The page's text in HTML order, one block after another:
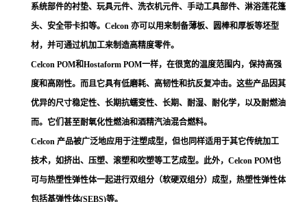
系统部件的衬垫、玩具元件、洗衣机元件、手动工具部件、淋浴莲花篷
头、安全带卡扣等。Celcon 亦可以用来制备薄板、圆棒和厚板等坯型
材，并可通过机加工来制造高精度零件。
Celcon POM和Hostaform POM一样，在很宽的温度范围内，保持高强
度和高刚性。而且它具有低磨耗、高韧性和抗反复冲击。这些产品因其
优异的尺寸稳定性、长期抗蠕变性、长期、耐湿、耐化学，以及耐燃油
而。它们甚至耐氧化性燃油和酒精汽油混合燃料。
Celcon 产品被广泛地应用于注塑成型，但也同样适用于其它传统加工
技术，如挤出、压塑、滚塑和吹塑等工艺成型。此外，Celcon POM也
可与热塑性弹性体一起进行双组分（软硬双组分）成型，热塑性弹性体
包括基弹性体(SEBS)等。